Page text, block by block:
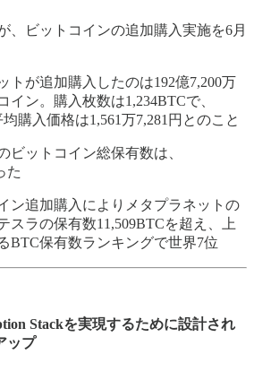
、ビットコインの追加購入実施を6月
トが追加購入したのは192億7,200万
イン。購入枚数は1,234BTCで、
購入価格は1,561万7,281円とのこと
ビットコイン総保有数は、
た
ン追加購入によりメタプラネットの
スラの保有数11,509BTCを超え、上
BTC保有数ランキングで世界7位
Stackを実現するために設計され
ップ